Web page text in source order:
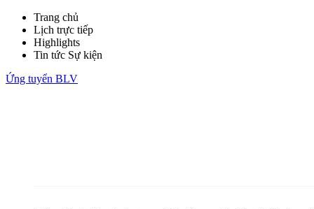
Trang chủ
Lịch trực tiếp
Highlights
Tin tức Sự kiện
Ứng tuyển BLV